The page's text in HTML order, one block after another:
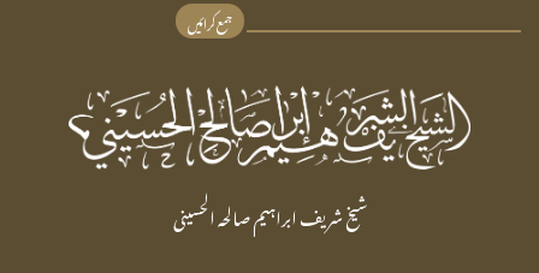
جمع کرائیں
شیخ شریف ابراہیم صالحہ الحسینی